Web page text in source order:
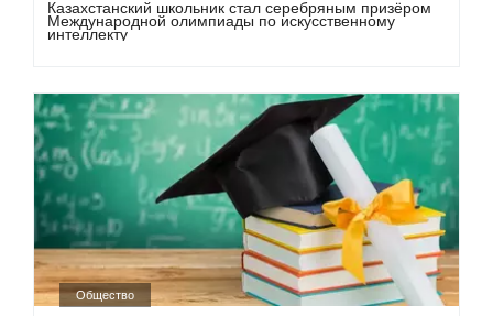
Казахстанский школьник стал серебряным призёром
Международной олимпиады по искусственному
интеллекту
Общество